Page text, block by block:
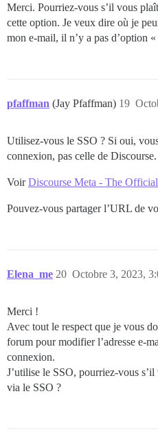
Merci. Pourriez-vous s’il vous
cette option. Je veux dire où je
mon e-mail, il n’y a pas d’option
pfaffman (Jay Pfaffman) 19
Utilisez-vous le SSO ? Si oui,
connexion, pas celle de Discourse.
VoirDiscourse Meta - The
Pouvez-vous partager l’URL de
Elena_me Octobre 3, 2023,
20
Merci !
Avec tout le respect que je vous
forum pour modifier l’adresse e-
connexion.
J’utilise le SSO, pourriez-vous
via le SSO ?